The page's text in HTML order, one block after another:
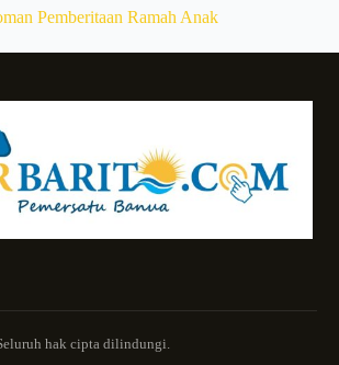
Pemberitaan Ramah Anak
hak cipta dilindungi.